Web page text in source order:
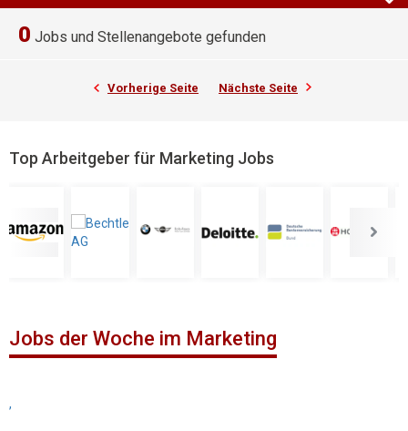
0 Jobs und Stellenangebote gefunden
Vorherige Seite Nächste Seite
Top Arbeitgeber für Marketing Jobs
Jobs der Woche im Marketing
,